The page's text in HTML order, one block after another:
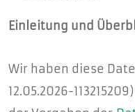
Einleitung und
Wir haben diese
12.05.2026-